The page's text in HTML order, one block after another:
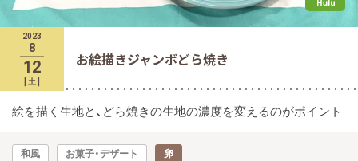
2023
8
12
土
お絵描きジャンボどら焼き
絵を描く生地と、どら焼きの生地の濃度を変えるのがポイント
和風 お菓子・デザート 卵